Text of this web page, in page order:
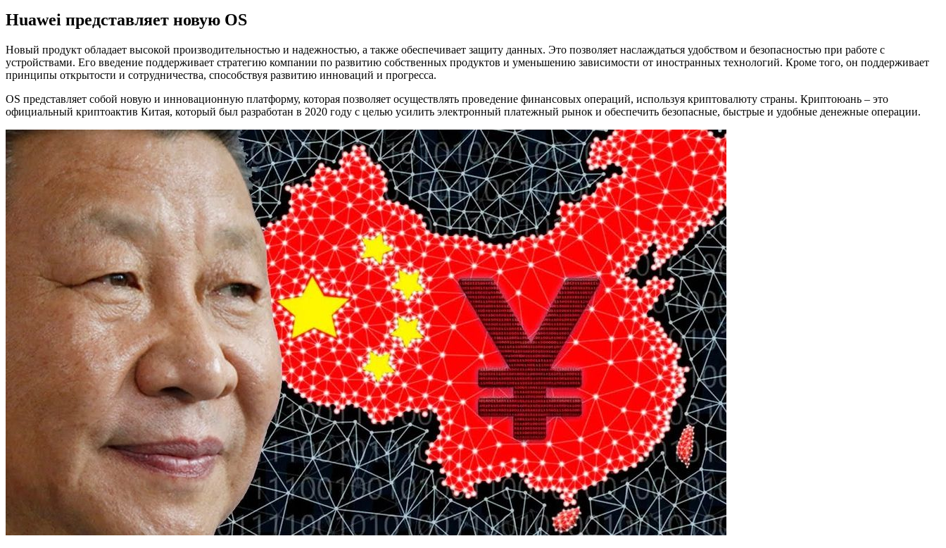
Huawei представляет новую OS
Новый продукт обладает высокой производительностью и надежностью, а также обеспечивает защиту данных. Это позволяет наслаждаться удобством и безопасностью при работе с
устройствами. Его введение поддерживает стратегию компании по развитию собственных продуктов и уменьшению зависимости от иностранных технологий. Кроме того, он поддерживает
принципы открытости и сотрудничества, способствуя развитию инноваций и прогресса.
OS представляет собой новую и инновационную платформу, которая позволяет осуществлять проведение финансовых операций, используя криптовалюту страны. Криптоюань – это
официальный криптоактив Китая, который был разработан в 2020 году с целью усилить электронный платежный рынок и обеспечить безопасные, быстрые и удобные денежные операции.